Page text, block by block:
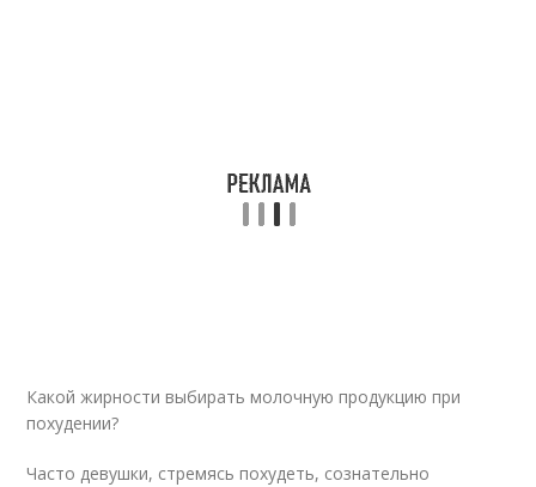
Какой жирности выбирать молочную продукцию при
похудении?
Часто девушки, стремясь похудеть, сознательно